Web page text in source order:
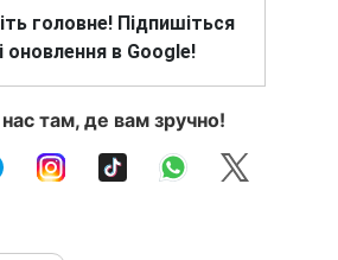
головне! Підпишіться
оновлення в Google!
там, де вам зручно!